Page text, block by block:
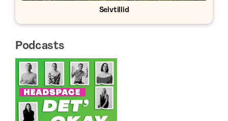
Selvtillid
Podcasts